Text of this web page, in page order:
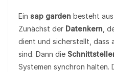
Ein sap garden besteht aus
Zunächst der Datenkern ,
dient und sicherstellt, dass
sind. Dann die
Systemen synchron halten.